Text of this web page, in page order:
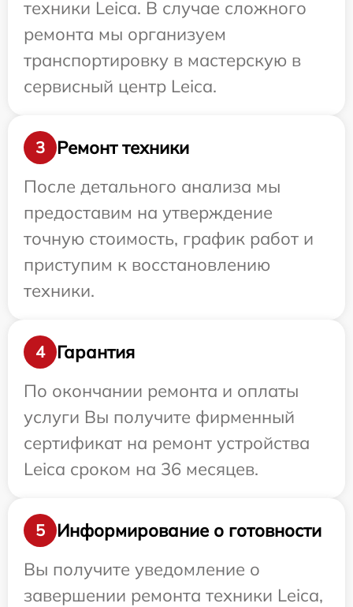
техники Leica. В случае сложного
ремонта мы организуем
транспортировку в мастерскую в
сервисный центр Leica.
3
Ремонт техники
После детального анализа мы
предоставим на утверждение
точную стоимость, график работ и
приступим к восстановлению
техники.
4
Гарантия
По окончании ремонта и оплаты
услуги Вы получите фирменный
сертификат на ремонт устройства
Leica сроком на 36 месяцев.
5
Информирование о готовности
Вы получите уведомление о
завершении ремонта техники Leica,